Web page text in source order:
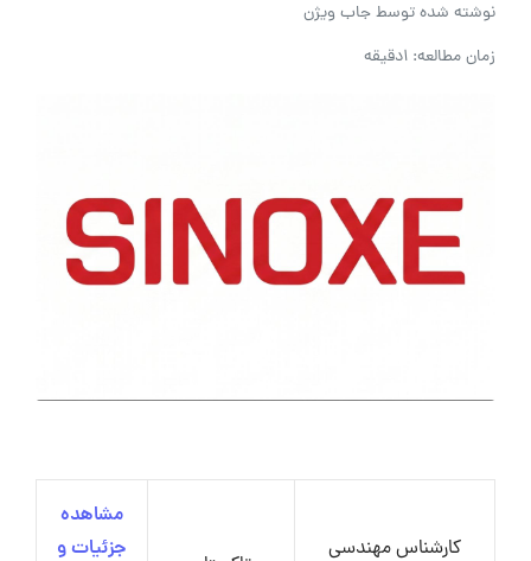
نوشته شده توسطجاب ویژن
زمان مطالعه: 1دقیقه
کارشناس مهندسی
مشاهده
جزئیات و